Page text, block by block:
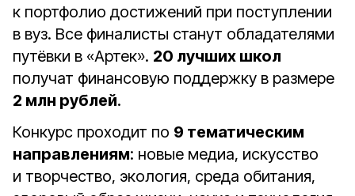
к портфолио достижений при поступлении
в вуз. Все финалисты станут обладателями
путёвки в «Артек». 20 лучших школ
получат финансовую поддержку в размере
2 млн рублей.
Конкурс проходит по 9 тематическим
направлениям: новые медиа, искусство
и творчество, экология, среда обитания,